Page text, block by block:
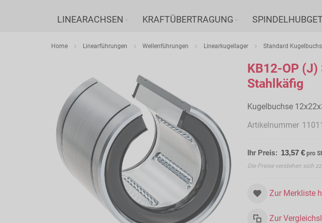
LINEARACHSEN KRAFTÜBERTRAGUNG
Home Linearführungen Wellenführungen Linearkugellager Standard
Bildergalerie
springen
KB12-OP
Stahlkäfig
Kugelbuchse
Artikelnummer
Ihr Preis: 13,57 € pro
Die Preise verstehen sich
Zur Merkliste
Zur